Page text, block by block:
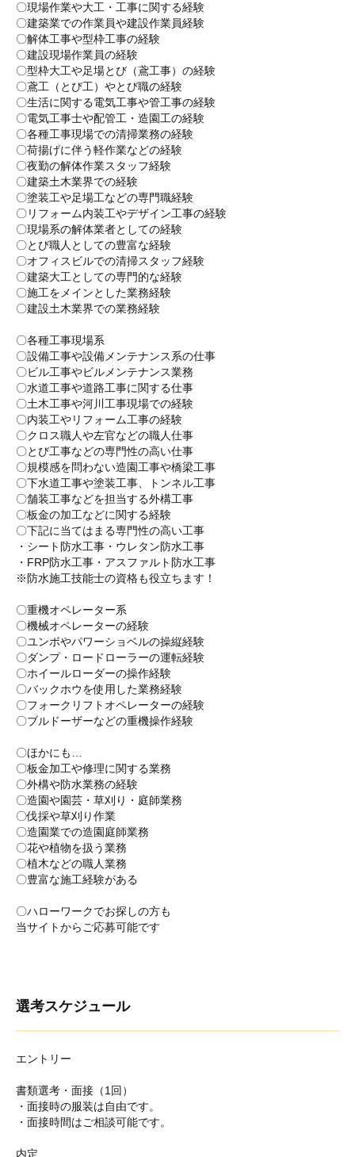
〇現場作業や大工・工事に関する経験
〇建築業での作業員や建設作業員経験
〇解体工事や型枠工事の経験
〇建設現場作業員の経験
〇型枠大工や足場とび（鳶工事）の経験
〇鳶工（とび工）やとび職の経験
〇生活に関する電気工事や管工事の経験
〇電気工事士や配管工・造園工の経験
〇各種工事現場での清掃業務の経験
〇荷揚げに伴う軽作業などの経験
〇夜勤の解体作業スタッフ経験
〇建築土木業界での経験
〇塗装工や足場工などの専門職経験
〇リフォーム内装工やデザイン工事の経験
〇現場系の解体業者としての経験
〇とび職人としての豊富な経験
〇オフィスビルでの清掃スタッフ経験
〇建築大工としての専門的な経験
〇施工をメインとした業務経験
〇建設土木業界での業務経験
〇各種工事現場系
〇設備工事や設備メンテナンス系の仕事
〇ビル工事やビルメンテナンス業務
〇水道工事や道路工事に関する仕事
〇土木工事や河川工事現場での経験
〇内装工やリフォーム工事の経験
〇クロス職人や左官などの職人仕事
〇とび工事などの専門性の高い仕事
〇規模感を問わない造園工事や橋梁工事
〇下水道工事や塗装工事、トンネル工事
〇舗装工事などを担当する外構工事
〇板金の加工などに関する経験
〇下記に当てはまる専門性の高い工事
・シート防水工事・ウレタン防水工事
・FRP防水工事・アスファルト防水工事
※防水施工技能士の資格も役立ちます！
〇重機オペレーター系
〇機械オペレーターの経験
〇ユンボやパワーショベルの操縦経験
〇ダンプ・ロードローラーの運転経験
〇ホイールローダーの操作経験
〇バックホウを使用した業務経験
〇フォークリフトオペレーターの経験
〇ブルドーザーなどの重機操作経験
〇ほかにも…
〇板金加工や修理に関する業務
〇外構や防水業務の経験
〇造園や園芸・草刈り・庭師業務
〇伐採や草刈り作業
〇造園業での造園庭師業務
〇花や植物を扱う業務
〇植木などの職人業務
〇豊富な施工経験がある
〇ハローワークでお探しの方も
当サイトからご応募可能です
選考スケジュール
エントリー
書類選考・面接（1回）
・面接時の服装は自由です。
・面接時間はご相談可能です。
内定